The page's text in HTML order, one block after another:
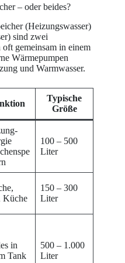
– oder beides?
(Heizungswasser)
sind zwei
gemeinsam in einem
Wärmepumpen
und Warmwasser.
Typische
Größe
100 – 500
Liter
Küche
150 – 300
Liter
in
Tank
500 – 1.000
Liter